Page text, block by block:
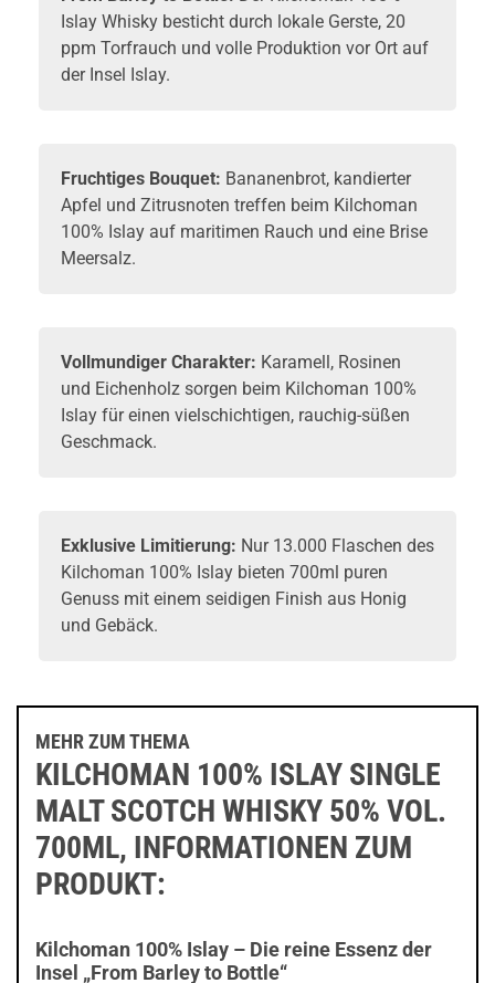
Islay Whisky besticht durch lokale Gerste, 20
ppm Torfrauch und volle Produktion vor Ort auf
der Insel Islay.
Fruchtiges Bouquet: Bananenbrot, kandierter
Apfel und Zitrusnoten treffen beim Kilchoman
100% Islay auf maritimen Rauch und eine Brise
Meersalz.
Vollmundiger Charakter: Karamell, Rosinen
und Eichenholz sorgen beim Kilchoman 100%
Islay für einen vielschichtigen, rauchig-süßen
Geschmack.
Exklusive Limitierung: Nur 13.000 Flaschen des
Kilchoman 100% Islay bieten 700ml puren
Genuss mit einem seidigen Finish aus Honig
und Gebäck.
MEHR ZUM THEMA
KILCHOMAN 100% ISLAY SINGLE
MALT SCOTCH WHISKY 50% VOL.
700ML, INFORMATIONEN ZUM
PRODUKT:
Kilchoman 100% Islay – Die reine Essenz der
Insel „From Barley to Bottle“